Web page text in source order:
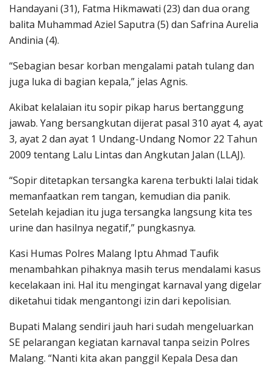
Handayani (31), Fatma Hikmawati (23) dan dua orang
balita Muhammad Aziel Saputra (5) dan Safrina Aurelia
Andinia (4).
“Sebagian besar korban mengalami patah tulang dan
juga luka di bagian kepala,” jelas Agnis.
Akibat kelalaian itu sopir pikap harus bertanggung
jawab. Yang bersangkutan dijerat pasal 310 ayat 4, ayat
3, ayat 2 dan ayat 1 Undang-Undang Nomor 22 Tahun
2009 tentang Lalu Lintas dan Angkutan Jalan (LLAJ).
“Sopir ditetapkan tersangka karena terbukti lalai tidak
memanfaatkan rem tangan, kemudian dia panik.
Setelah kejadian itu juga tersangka langsung kita tes
urine dan hasilnya negatif,” pungkasnya.
Kasi Humas Polres Malang Iptu Ahmad Taufik
menambahkan pihaknya masih terus mendalami kasus
kecelakaan ini. Hal itu mengingat karnaval yang digelar
diketahui tidak mengantongi izin dari kepolisian.
Bupati Malang sendiri jauh hari sudah mengeluarkan
SE pelarangan kegiatan karnaval tanpa seizin Polres
Malang. “Nanti kita akan panggil Kepala Desa dan